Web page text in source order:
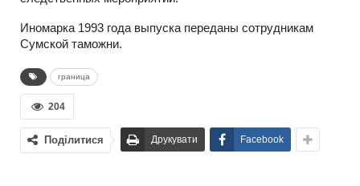
Иномарка 1993 года выпуска переданы сотрудникам
Сумской таможни.
граница
204
Поділитися Друкувати Facebook